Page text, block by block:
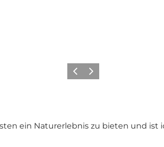
Vorherige Folie
Nächste Folie
ein Naturerlebnis zu bieten und ist